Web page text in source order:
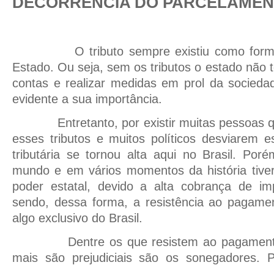
O tributo sempre existiu como forma
Estado. Ou seja, sem os tributos o estado não
contas e realizar medidas em prol da
evidente a sua importância.
Entretanto, por existir muitas pessoas
esses tributos e muitos políticos desviarem
tributária se tornou alta aqui no Brasil.
mundo e em vários momentos da história
poder estatal, devido a alta cobrança de
sendo, dessa forma, a resistência ao
algo exclusivo do Brasil.
Dentre os que resistem ao pagamento
mais são prejudiciais são os sonegadores.